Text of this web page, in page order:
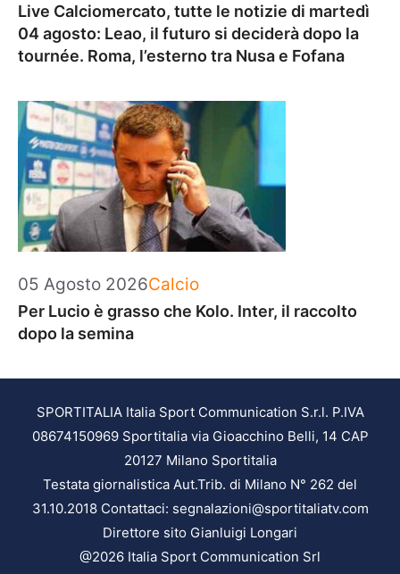
Live Calciomercato, tutte le notizie di martedì
04 agosto: Leao, il futuro si deciderà dopo la
tournée. Roma, l’esterno tra Nusa e Fofana
05 Agosto 2026Categorie
Calcio
Per Lucio è grasso che Kolo. Inter, il raccolto
dopo la semina
SPORTITALIA Italia Sport Communication S.r.l. P.IVA
08674150969 Sportitalia via Gioacchino Belli, 14 CAP
20127 Milano Sportitalia
Testata giornalistica Aut.Trib. di Milano N° 262 del
31.10.2018 Contattaci: segnalazioni@sportitaliatv.com
Direttore sito Gianluigi Longari
@2026 Italia Sport Communication Srl